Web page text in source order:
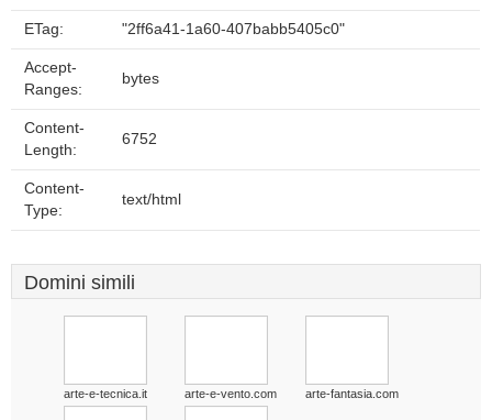
ETag: "2ff6a41-1a60-407babb5405c0"
Accept-
Ranges:
bytes
Content-
Length:
6752
Content-
Type:
text/html
Domini simili
arte-e-tecnica.it arte-e-vento.com arte-fantasia.com